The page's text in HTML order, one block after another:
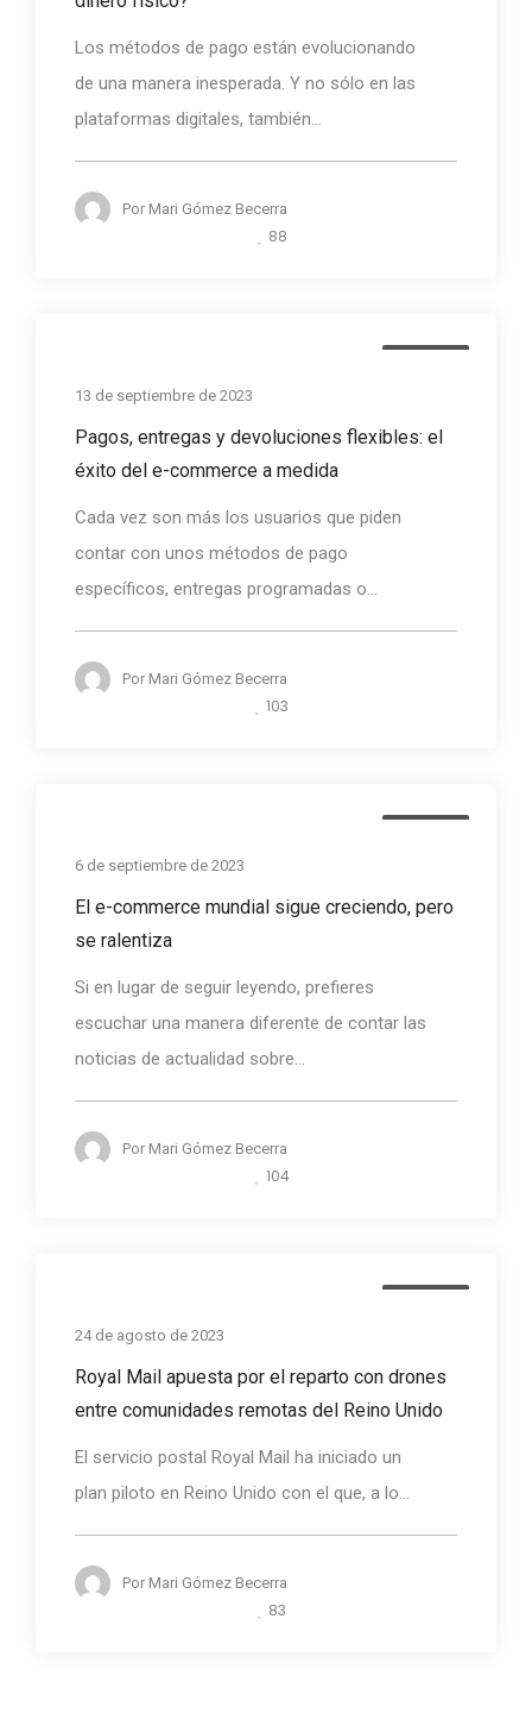
Los métodos de pago están evolucionando
de una manera inesperada. Y no sólo en las
plataformas digitales, también...
Por Mari Gómez Becerra
88
13 de septiembre de 2023
Pagos, entregas y devoluciones flexibles: el
éxito del e-commerce a medida
Cada vez son más los usuarios que piden
contar con unos métodos de pago
específicos, entregas programadas o...
Por Mari Gómez Becerra
103
6 de septiembre de 2023
El e-commerce mundial sigue creciendo, pero
se ralentiza
Si en lugar de seguir leyendo, prefieres
escuchar una manera diferente de contar las
noticias de actualidad sobre...
Por Mari Gómez Becerra
104
24 de agosto de 2023
Royal Mail apuesta por el reparto con drones
entre comunidades remotas del Reino Unido
El servicio postal Royal Mail ha iniciado un
plan piloto en Reino Unido con el que, a lo...
Por Mari Gómez Becerra
83